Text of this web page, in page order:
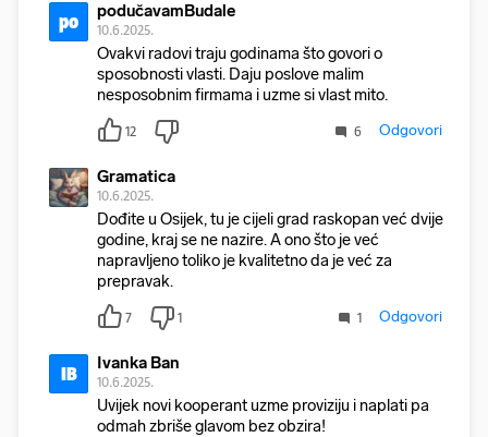
po podučavamBudale
10.6.2025.
Ovakvi radovi traju godinama što govori o
sposobnosti vlasti. Daju poslove malim
nesposobnim firmama i uzme si vlast mito.
12 6 Odgovori
Gramatica
10.6.2025.
Dođite u Osijek, tu je cijeli grad raskopan već dvije
godine, kraj se ne nazire. A ono što je već
napravljeno toliko je kvalitetno da je već za
prepravak.
7 1 1 Odgovori
IB Ivanka Ban
10.6.2025.
Uvijek novi kooperant uzme proviziju i naplati pa
odmah zbriše glavom bez obzira!